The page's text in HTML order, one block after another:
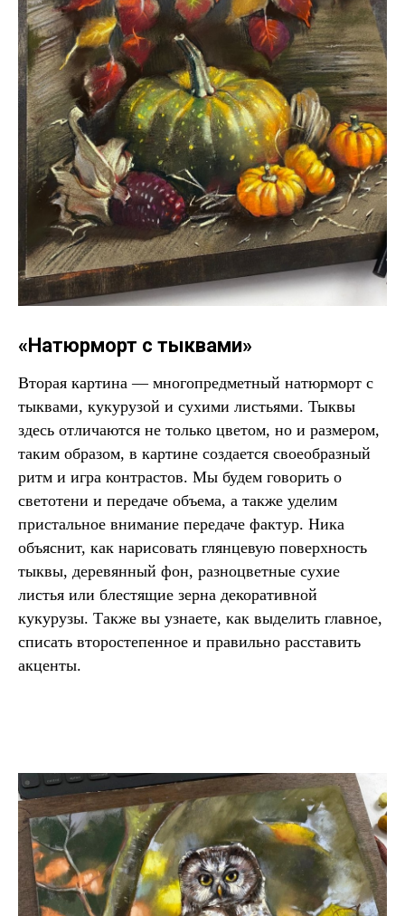
«Натюрморт с тыквами»
Вторая картина — многопредметный натюрморт с
тыквами, кукурузой и сухими листьями. Тыквы
здесь отличаются не только цветом, но и размером,
таким образом, в картине создается своеобразный
ритм и игра контрастов. Мы будем говорить о
светотени и передаче объема, а также уделим
пристальное внимание передаче фактур. Ника
объяснит, как нарисовать глянцевую поверхность
тыквы, деревянный фон, разноцветные сухие
листья или блестящие зерна декоративной
кукурузы. Также вы узнаете, как выделить главное,
списать второстепенное и правильно расставить
акценты.